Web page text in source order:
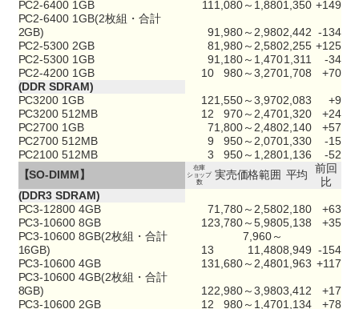
PC2-6400 1GB
11 1,080～1,8801,350 +149
PC2-6400 1GB(2枚組・合計
2GB)
91,980～2,9802,442 -134
PC2-5300 2GB
81,980～2,5802,255 +125
PC2-5300 1GB
91,180～1,4701,311
-34
PC2-4200 1GB
10 980～3,2701,708
+70
(DDR SDRAM)
PC3200 1GB
121,550～3,9702,083
+9
PC3200 512MB
12 970～2,4701,320
+24
PC2700 1GB
71,800～2,4802,140
+57
PC2700 512MB
9 950～2,0701,330
-15
PC2100 512MB
3 950～1,2801,136
-52
【SO-DIMM】
在庫
ショップ
数
実売価格範囲 平均
前回
比
(DDR3 SDRAM)
PC3-12800 4GB
71,780～2,5802,180
+63
PC3-10600 8GB
123,780～5,9805,138
+35
PC3-10600 8GB(2枚組・合計
16GB)
13
7,960～
11,4808,949 -154
PC3-10600 4GB
131,680～2,4801,963 +117
PC3-10600 4GB(2枚組・合計
8GB)
122,980～3,9803,412
+17
PC3-10600 2GB
12 980～1,4701,134
+78